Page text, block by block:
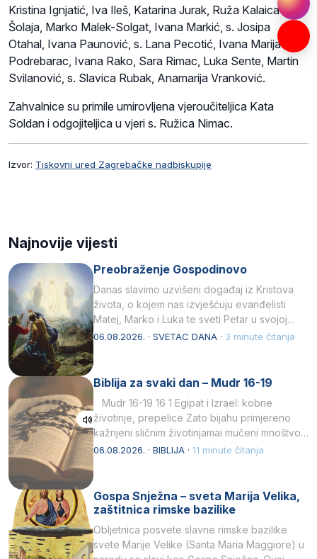
Kristina Ignjatić, Iva Ileš, Katarina Jurak, Ruža Kalaica
Šolaja, Marko Malek-Solgat, Ivana Markić, s. Josipa
Otahal, Ivana Paunović, s. Lana Pecotić, Ivana Marija
Podrebarac, Ivana Rako, Sara Rimac, Luka Sente, Martin
Svilanović, s. Slavica Rubak, Anamarija Vranković.
Zahvalnice su primile umirovljena vjeroučiteljica Kata
Soldan i odgojiteljica u vjeri s. Ružica Nimac.
Izvor: Tiskovni ured Zagrebačke nadbiskupije
Najnovije vijesti
Preobraženje Gospodinovo
Danas slavimo uzvišeni događaj iz Kristova
života, o kojem nas izvješćuju evanđelisti
Matej, Marko i Luka te sveti Petar u svojoj
drugoj…
06.08.2026. · SVETAC DANA · 3 minute čitanja
Biblija za svaki dan – Mudr 16-19
Mudr 16-19 16 1 Egipat i Izrael: kobne
životinje, prepelice Zato bijahu primjereno
kažnjeni sličnim životinjamai mučeni mnoštvom
kukaca.2 A narod…
06.08.2026. · BIBLIJA · 11 minute čitanja
Gospa Snježna – sveta Marija Velika,
zaštitnica rimske bazilike
Obljetnica posvete slavne rimske bazilike
svete Marije Velike (Santa Maria Maggiore) u